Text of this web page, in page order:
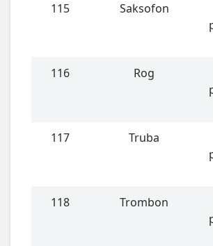
115 Saksofon
116 Rog
117 Truba
118 Trombon